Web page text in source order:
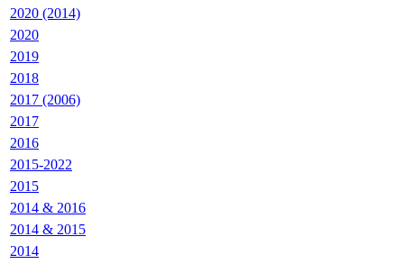
2020 (2014)
2020
2019
2018
2017 (2006)
2017
2016
2015-2022
2015
2014 & 2016
2014 & 2015
2014